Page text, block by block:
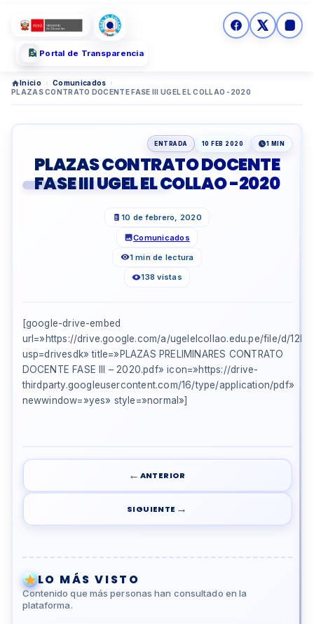
Portal de Transparencia
Inicio › Comunicados ›
PLAZAS CONTRATO DOCENTE FASE III UGEL EL COLLAO -2020
ENTRADA 10 FEB 2020 1 MIN
PLAZAS CONTRATO DOCENTE
FASE III UGEL EL COLLAO -2020
10 de febrero, 2020
Comunicados
1 min de lectura
138 vistas
[google-drive-embed
url=»https://drive.google.com/a/ugelelcollao.edu.pe/file/d/
usp=drivesdk» title=»PLAZAS PRELIMINARES CONTRATO
DOCENTE FASE III – 2020.pdf» icon=»https://drive-
thirdparty.googleusercontent.com/16/type/application/pdf»
newwindow=»yes» style=»normal»]
← ANTERIOR
SIGUIENTE →
LO MÁS VISTO
Contenido que más personas han consultado en la
plataforma.